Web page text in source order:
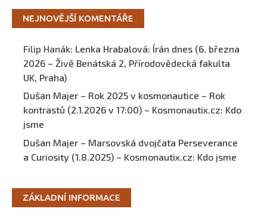
NEJNOVĚJŠÍ KOMENTÁŘE
Filip Hanák: Lenka Hrabalová: Írán dnes (6. března
2026 – Živě Benátská 2, Přírodovědecká fakulta
UK, Praha)
Dušan Majer – Rok 2025 v kosmonautice – Rok
kontrastů (2.1.2026 v 17:00) – Kosmonautix.cz: Kdo
jsme
Dušan Majer – Marsovská dvojčata Perseverance
a Curiosity (1.8.2025) – Kosmonautix.cz: Kdo jsme
ZÁKLADNÍ INFORMACE